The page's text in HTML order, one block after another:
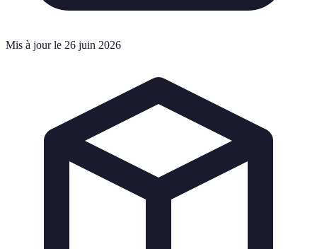
Mis à jour le 26 juin 2026